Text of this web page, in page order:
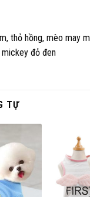
thỏ hồng, mèo may
mickey đỏ đen
TỰ